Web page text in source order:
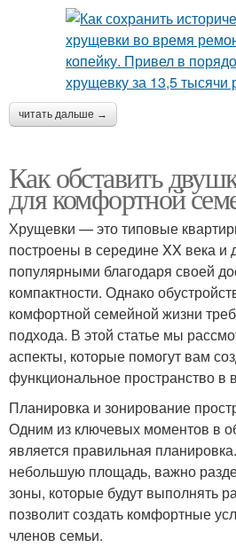
читать дальше →
Как обставить
для комфортной
Хрущевки — это типовые
построены в середине XX века и
популярными благодаря своей
компактности. Однако
комфортной семейной жизни
подхода. В этой статье мы
аспекты, которые помогут вам
функциональное пространство в
Планировка и зонирование
Одним из ключевых моментов в
является правильная
небольшую площадь, важно
зоны, которые будут выполнять
позволит создать комфортные
членов семьи.